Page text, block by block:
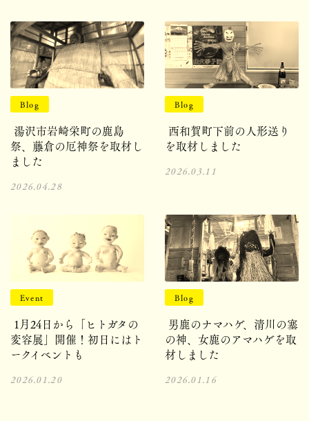
Blog
湯沢市岩崎栄町の鹿島
祭、藤倉の厄神祭を取材し
ました
2026.04.28
Blog
西和賀町下前の人形送り
を取材しました
2026.03.11
Event
1月24日から「ヒトガタの
変容展」開催！初日にはト
ークイベントも
2026.01.20
Blog
男鹿のナマハゲ、清川の塞
の神、女鹿のアマハゲを取
材しました
2026.01.16